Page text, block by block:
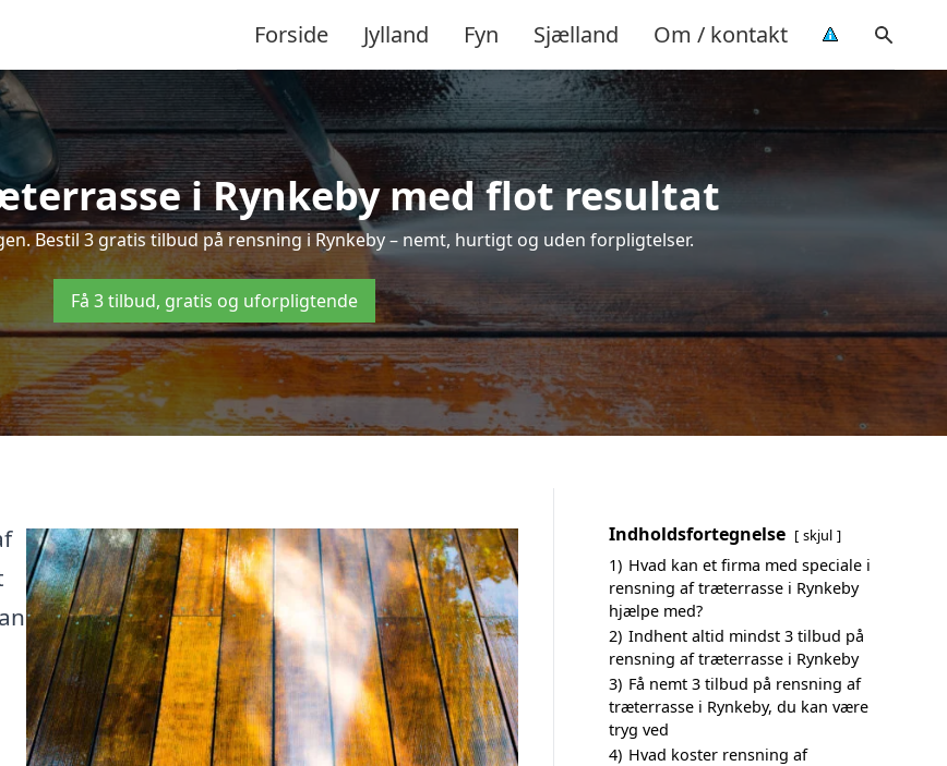
Forside Jylland Fyn Sjælland Om / kontakt
i Rynkeby med flot resultat
Bestil 3 gratis tilbud på rensning i Rynkeby – nemt, hurtigt og uden forpligtelser.
Få 3 tilbud, gratis og uforpligtende
Indholdsfortegnelse skjul
1) Hvad kan et firma med speciale i
rensning af træterrasse i Rynkeby
hjælpe med?
2) Indhent altid mindst 3 tilbud på
rensning af træterrasse i Rynkeby
3) Få nemt 3 tilbud på rensning af
træterrasse i Rynkeby, du kan være
tryg ved
4) Hvad koster rensning af